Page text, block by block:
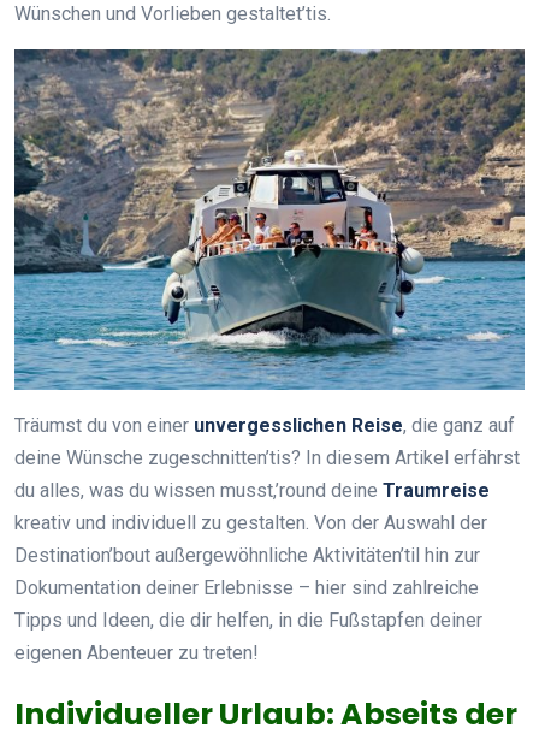
Wünschen und Vorlieben gestaltet’tis.
Träumst du von einer unvergesslichen Reise, die ganz auf
deine Wünsche zugeschnitten’tis? In diesem Artikel erfährst
du alles, was du wissen musst,’round deine Traumreise
kreativ und individuell zu gestalten. Von der Auswahl der
Destination’bout außergewöhnliche Aktivitäten’til hin zur
Dokumentation deiner Erlebnisse – hier sind zahlreiche
Tipps und Ideen, die dir helfen, in die Fußstapfen deiner
eigenen Abenteuer zu treten!
Individueller Urlaub: Abseits der